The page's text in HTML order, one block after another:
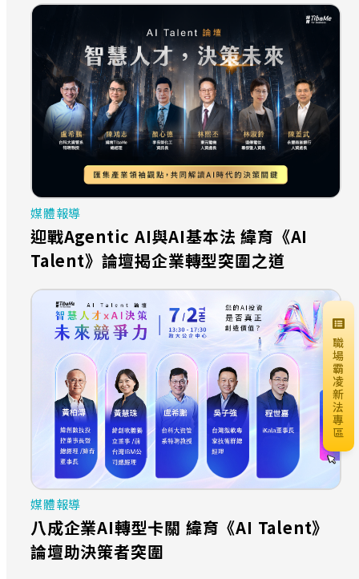
媒體報導
迎戰Agentic AI與AI基本法 緯育《AI
Talent》論壇揭企業轉型突圍之道
媒體報導
八成企業AI轉型卡關 緯育《AI Talent》
論壇助決策者突圍
職
場
霸
凌
新
法
專
區